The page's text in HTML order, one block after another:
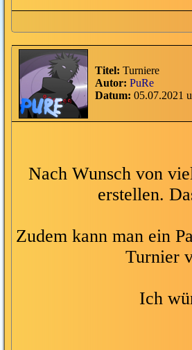
Titel: Turniere
Autor: PuRe
Datum: 05.07.2021
Nach Wunsch von
erstellen.
Zudem kann man ein
Turnier
Ich